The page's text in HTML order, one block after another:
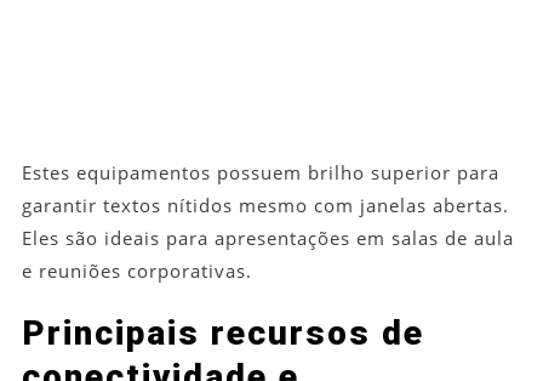
Estes equipamentos possuem brilho superior para
garantir textos nítidos mesmo com janelas abertas.
Eles são ideais para apresentações em salas de aula
e reuniões corporativas.
Principais recursos de